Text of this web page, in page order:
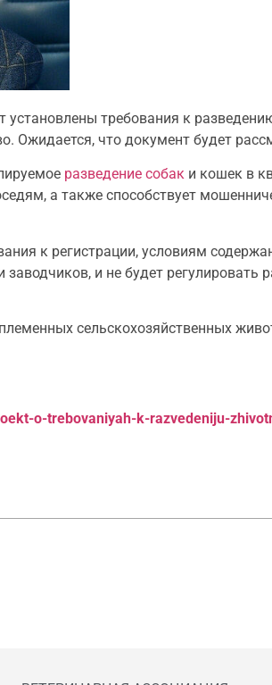
установлены требования к
Ожидается, что документ будет
разведение собак и кошек в
а также способствует
к регистрации, условиям
и не будет
сельскохозяйственных
o-trebovaniyah-k-razvedeniju-